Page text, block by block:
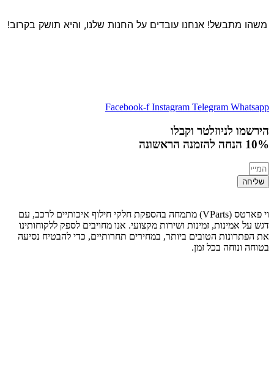
משהו מתבשל! אנחנו עובדים על החנות שלנו, והיא תושק בקרוב!
Facebook-f Instagram Telegram Whatsapp
הירשמו לניוזלטר וקבלו
10% הנחה
להזמנה הראשונה
שליחה
וי פארטס (VParts) מתמחה בהספקת חלקי חילוף איכותיים לרכב, עם
דגש על אמינות, זמינות ושירות מקצועי. אנו מחויבים לספק ללקוחותינו
את הפתרונות הטובים ביותר, במחירים תחרותיים, כדי להבטיח נסיעה
בטוחה ונוחה בכל זמן.